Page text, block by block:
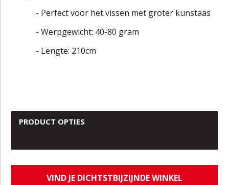
- Perfect voor het vissen met groter kunstaas
- Werpgewicht: 40-80 gram
- Lengte: 210cm
PRODUCT OPTIES
VIND JE DICHTSTBIJZIJNDE WINKEL